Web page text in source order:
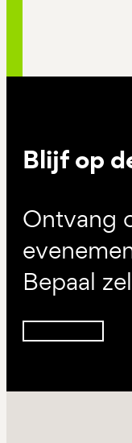
Blijf op
Ontvang
Bepaal